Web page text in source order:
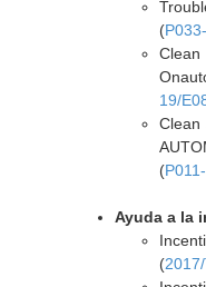
(
19/
Clean
(
Ayuda a la
(